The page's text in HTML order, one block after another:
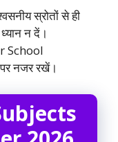
स्रोतों से ही
न दें।
School
नजर रखें।